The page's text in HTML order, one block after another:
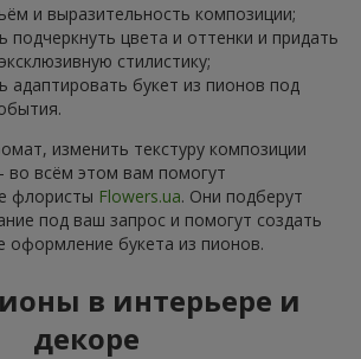
и выразительность композиции;
подчеркнуть цвета и оттенки и придать
стилистику;
адаптировать букет из пионов под
изменить текстуру композиции
во всём этом вам помогут
флористы Flowers.ua. Они подберут
под ваш запрос и помогут создать
оформление букета из пионов.
в интерьере и
декоре